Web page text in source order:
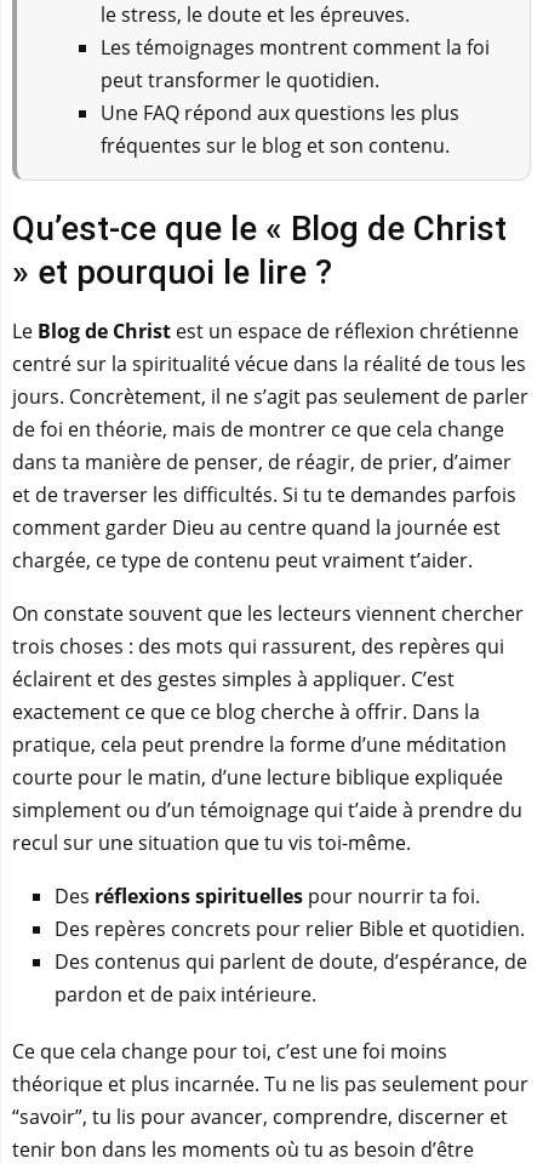
le stress, le doute et les épreuves.
Les témoignages montrent comment la foi
peut transformer le quotidien.
Une FAQ répond aux questions les plus
fréquentes sur le blog et son contenu.
Qu’est-ce que le « Blog de Christ
» et pourquoi le lire ?
Le Blog de Christ est un espace de réflexion chrétienne
centré sur la spiritualité vécue dans la réalité de tous les
jours. Concrètement, il ne s’agit pas seulement de parler
de foi en théorie, mais de montrer ce que cela change
dans ta manière de penser, de réagir, de prier, d’aimer
et de traverser les difficultés. Si tu te demandes parfois
comment garder Dieu au centre quand la journée est
chargée, ce type de contenu peut vraiment t’aider.
On constate souvent que les lecteurs viennent chercher
trois choses : des mots qui rassurent, des repères qui
éclairent et des gestes simples à appliquer. C’est
exactement ce que ce blog cherche à offrir. Dans la
pratique, cela peut prendre la forme d’une méditation
courte pour le matin, d’une lecture biblique expliquée
simplement ou d’un témoignage qui t’aide à prendre du
recul sur une situation que tu vis toi-même.
Des réflexions spirituelles pour nourrir ta foi.
Des repères concrets pour relier Bible et quotidien.
Des contenus qui parlent de doute, d’espérance, de
pardon et de paix intérieure.
Ce que cela change pour toi, c’est une foi moins
théorique et plus incarnée. Tu ne lis pas seulement pour
“savoir”, tu lis pour avancer, comprendre, discerner et
tenir bon dans les moments où tu as besoin d’être